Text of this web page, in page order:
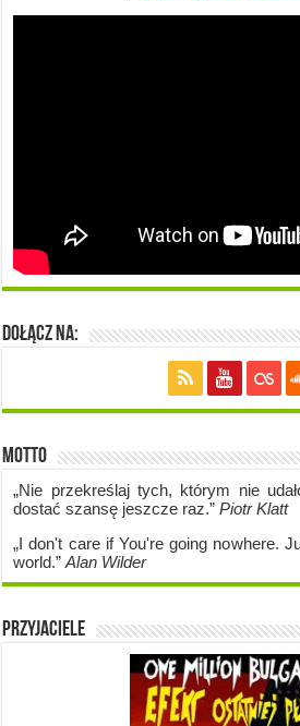
Dołącz na:
Motto
„Nie przekreślaj tych, którym nie
dostać szansę jeszcze raz.”Piotr Klatt
„I don't care if You're going nowhere.
world.”Alan Wilder
Przyjaciele